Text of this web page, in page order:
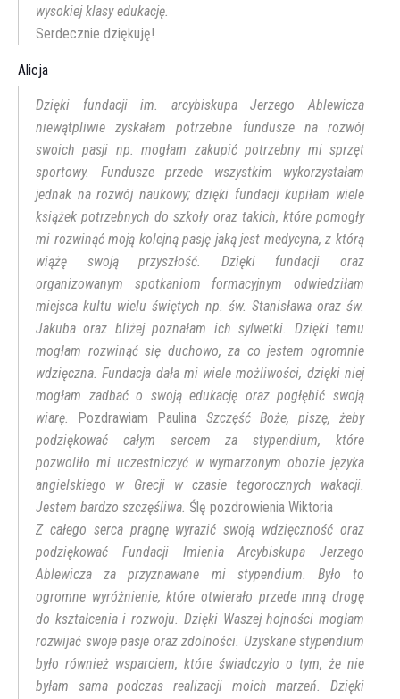
wysokiej klasy edukację.
Serdecznie dziękuję!
Alicja
Dzięki fundacji im. arcybiskupa Jerzego Ablewicza
niewątpliwie zyskałam potrzebne fundusze na rozwój
swoich pasji np. mogłam zakupić potrzebny mi sprzęt
sportowy. Fundusze przede wszystkim wykorzystałam
jednak na rozwój naukowy; dzięki fundacji kupiłam wiele
książek potrzebnych do szkoły oraz takich, które pomogły
mi rozwinąć moją kolejną pasję jaką jest medycyna, z którą
wiążę swoją przyszłość. Dzięki fundacji oraz
organizowanym spotkaniom formacyjnym odwiedziłam
miejsca kultu wielu świętych np. św. Stanisława oraz św.
Jakuba oraz bliżej poznałam ich sylwetki. Dzięki temu
mogłam rozwinąć się duchowo, za co jestem ogromnie
wdzięczna. Fundacja dała mi wiele możliwości, dzięki niej
mogłam zadbać o swoją edukację oraz pogłębić swoją
wiarę.
Pozdrawiam Paulina Szczęść Boże, piszę, żeby
podziękować całym sercem za stypendium, które
pozwoliło mi uczestniczyć w wymarzonym obozie języka
angielskiego w Grecji w czasie tegorocznych wakacji.
Jestem bardzo szczęśliwa. Ślę pozdrowienia Wiktoria
Z całego serca pragnę wyrazić swoją wdzięczność oraz
podziękować Fundacji Imienia Arcybiskupa Jerzego
Ablewicza za przyznawane mi stypendium. Było to
ogromne wyróżnienie, które otwierało przede mną drogę
do kształcenia i rozwoju. Dzięki Waszej hojności mogłam
rozwijać swoje pasje oraz zdolności. Uzyskane stypendium
było również wsparciem, które świadczyło o tym, że nie
byłam sama podczas realizacji moich marzeń. Dzięki